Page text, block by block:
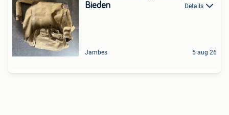
Bieden Details
Jambes 5 aug 26